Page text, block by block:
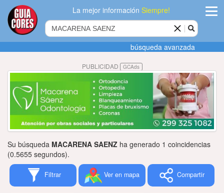
La mejor informaciónSiempre!
Agregar
empresa
Actualizar
datos
Publicidad
Tiendacores
búsqueda avanzada
PUBLICIDAD GCAds
Su búsqueda MACARENA SAENZ ha generado 1 coincidencias
(0.5655 segundos).
Filtrar Ver en mapa Compartir